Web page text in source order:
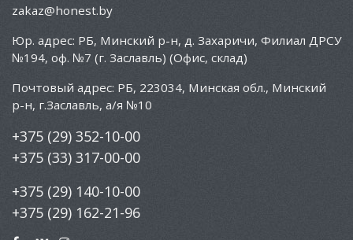
zakaz@honest.by
Юр. адрес: РБ, Минский р-н, д. Захаричи, Филиал ДРСУ
№194, оф. №7 (г. Заславль) (Офис, склад)
Почтовый адрес: РБ, 223034, Минская обл., Минский
р-н, г.Заславль, а/я №10
+375 (29) 352-10-00
+375 (33) 317-00-00
+375 (29) 140-10-00
+375 (29) 162-21-96